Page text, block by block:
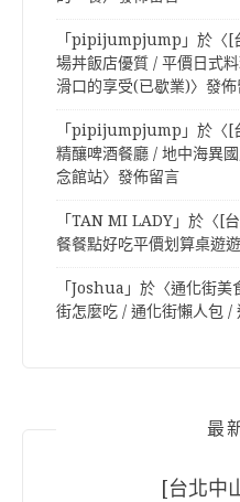
「pipijumpjump 」於〈 [
場丼飯店優質 / 平價日式
滑口的享受(已歇業)〉發
「pipijumpjump 」於〈 [
精釀啤酒餐廳 / 地中海異
念館站〉發佈留言
「TAN MI LADY」於〈 [
餐餐點好吃平價划算桌遊
「Joshua 」於〈通化街美
街怎麼吃 / 通化街懶人包 /
最
[台北中